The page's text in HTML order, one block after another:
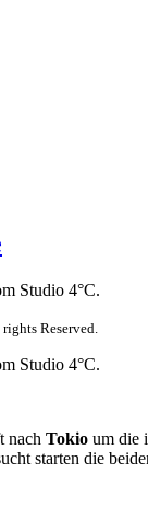
Studio 4°C.
Reserved.
Studio 4°C.
nach Tokio um die
starten die